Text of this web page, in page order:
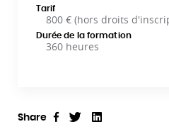
Tarif
800 € (hors droits
Durée de la formation
360 heures
Share ShareTweet